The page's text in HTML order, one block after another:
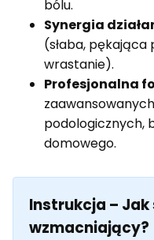
bólu.
Synergia
(słaba,
wrastanie).
Profesjonalna
podologicznych,
domowego.
Instrukcja –
wzmacniający?